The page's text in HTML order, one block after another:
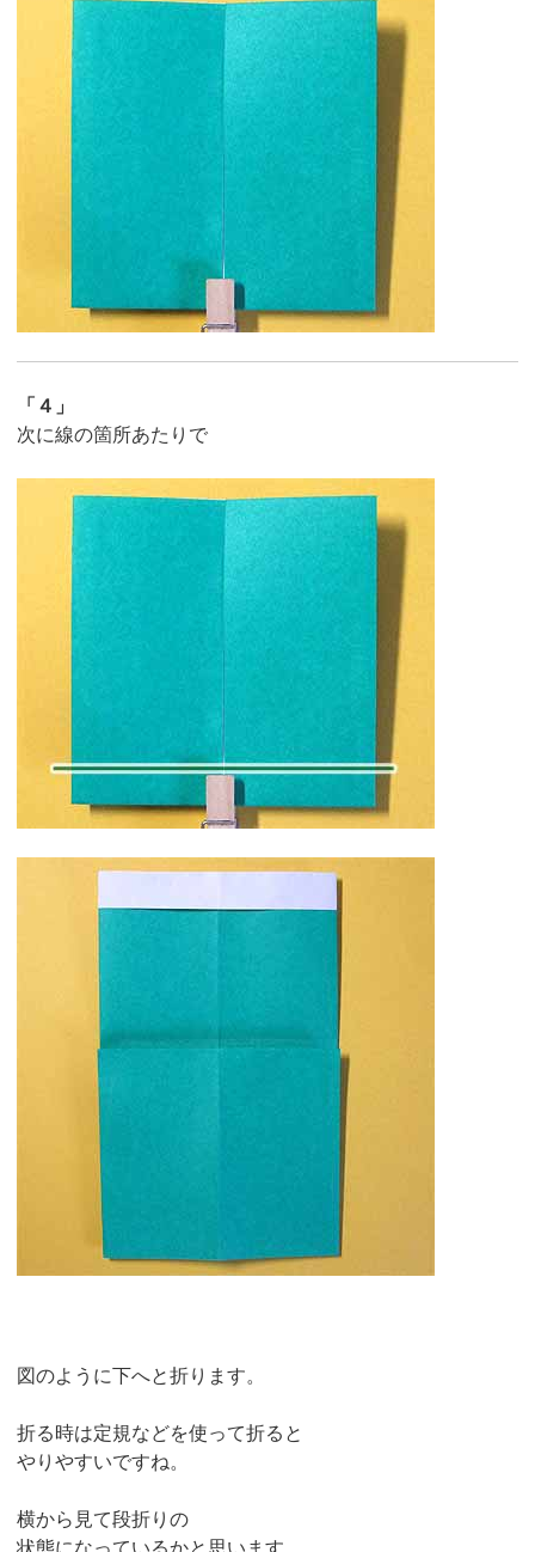
「４」
次に線の箇所あたりで
図のように下へと折ります。
折る時は定規などを使って折ると
やりやすいですね。
横から見て段折りの
状態になっているかと思います。